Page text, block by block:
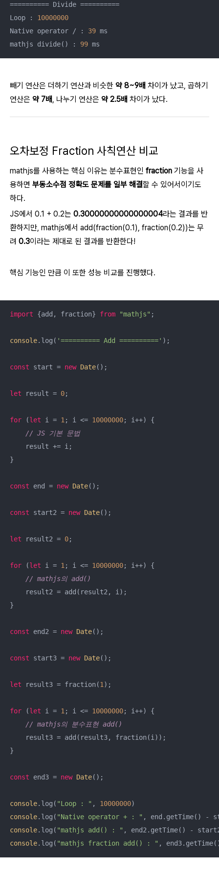
========== Divide ==========
Loop : 10000000
Native operator / : 39 ms
mathjs divide() : 99 ms
빼기 연산은 더하기 연산과 비슷한 약 8~9배 차이가 났고, 곱하기
연산은 약 7배, 나누기 연산은 약 2.5배 차이가 났다.
오차보정 Fraction 사칙연산 비교
mathjs를 사용하는 핵심 이유는 분수표현인 fraction 기능을 사
용하면 부동소수점 정확도 문제를 일부 해결할 수 있어서이기도
하다.
JS에서 0.1 + 0.2는 0.30000000000000004라는 결과를 반
환하지만, mathjs에서 add(fraction(0.1), fraction(0.2))는 무
려 0.3이라는 제대로 된 결과를 반환한다!
핵심 기능인 만큼 이 또한 성능 비교를 진행했다.
import {add, fraction} from "mathjs" ;
console.log( '========== Add ==========' );
const start = new Date();
let result = 0;
for (let i = 1 ; i <= 10000000; i++) {
// JS 기본 문법
    result += i;
}
const end = new Date();
const start2 = new Date();
let result2 = 0;
for (let i = 1 ; i <= 10000000; i++) {
// mathjs의 add()
    result2 = add(result2, i);
}
const end2 = new Date();
const start3 = new Date();
let result3 = fraction(1 );
for (let i = 1 ; i <= 10000000; i++) {
// mathjs의 분수표현 add()
    result3 = add(result3, fraction(i));
}
const end3 = new Date();
console.log( "Loop : " , 10000000
console.log( "Native operator + : " , end.getTime() -
console.log( "mathjs add() : " , end2.getTime() -
console.log( "mathjs fraction add() : " ,